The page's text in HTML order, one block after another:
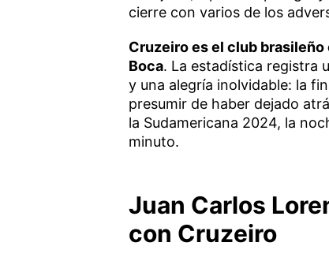
cierre con varios de los
Cruzeiro es el club
Boca. La estadística registra
y una alegría inolvidable: la
presumir de haber dejado
la Sudamericana 2024, la
minuto.
Juan Carlos
con Cruzeiro